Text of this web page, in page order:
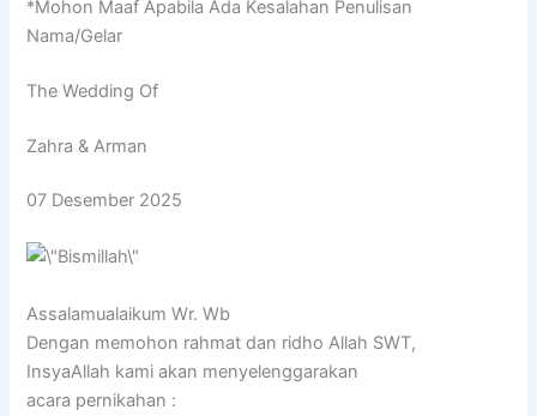
*Mohon Maaf Apabila Ada Kesalahan Penulisan
Nama/Gelar
The Wedding Of
Zahra & Arman
07 Desember 2025
Assalamualaikum Wr. Wb
Dengan memohon rahmat dan ridho Allah SWT,
InsyaAllah kami akan menyelenggarakan
acara pernikahan :